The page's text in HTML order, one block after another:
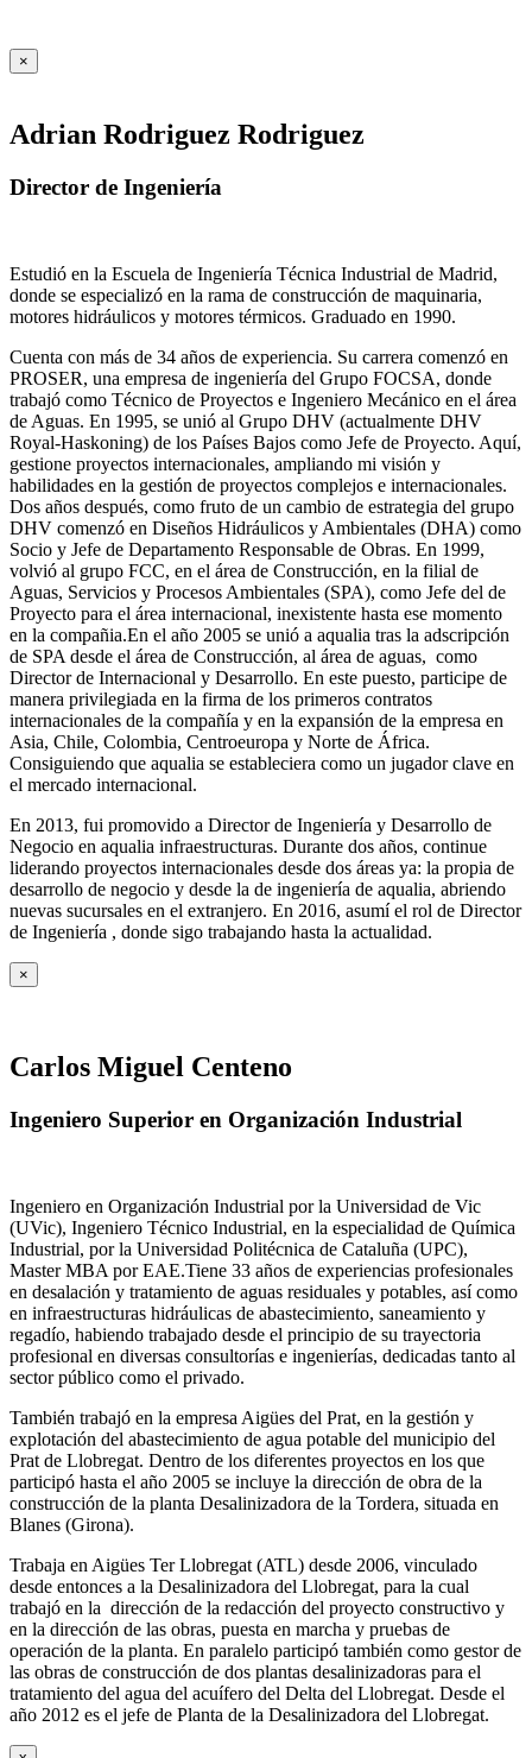
×
Adrian Rodriguez Rodriguez
Director de Ingeniería
Estudió en la Escuela de Ingeniería Técnica Industrial de Madrid,
donde se especializó en la rama de construcción de maquinaria,
motores hidráulicos y motores térmicos. Graduado en 1990.
Cuenta con más de 34 años de experiencia. Su carrera comenzó en
PROSER, una empresa de ingeniería del Grupo FOCSA, donde
trabajó como Técnico de Proyectos e Ingeniero Mecánico en el área
de Aguas. En 1995, se unió al Grupo DHV (actualmente DHV
Royal-Haskoning) de los Países Bajos como Jefe de Proyecto. Aquí,
gestione proyectos internacionales, ampliando mi visión y
habilidades en la gestión de proyectos complejos e internacionales.
Dos años después, como fruto de un cambio de estrategia del grupo
DHV comenzó en Diseños Hidráulicos y Ambientales (DHA) como
Socio y Jefe de Departamento Responsable de Obras. En 1999,
volvió al grupo FCC, en el área de Construcción, en la filial de
Aguas, Servicios y Procesos Ambientales (SPA), como Jefe del de
Proyecto para el área internacional, inexistente hasta ese momento
en la compañia.En el año 2005 se unió a aqualia tras la adscripción
de SPA desde el área de Construcción, al área de aguas, como
Director de Internacional y Desarrollo. En este puesto, participe de
manera privilegiada en la firma de los primeros contratos
internacionales de la compañía y en la expansión de la empresa en
Asia, Chile, Colombia, Centroeuropa y Norte de África.
Consiguiendo que aqualia se estableciera como un jugador clave en
el mercado internacional.
En 2013, fui promovido a Director de Ingeniería y Desarrollo de
Negocio en aqualia infraestructuras. Durante dos años, continue
liderando proyectos internacionales desde dos áreas ya: la propia de
desarrollo de negocio y desde la de ingeniería de aqualia, abriendo
nuevas sucursales en el extranjero. En 2016, asumí el rol de Director
de Ingeniería , donde sigo trabajando hasta la actualidad.
×
Carlos Miguel Centeno
Ingeniero Superior en Organización Industrial
Ingeniero en Organización Industrial por la Universidad de Vic
(UVic), Ingeniero Técnico Industrial, en la especialidad de Química
Industrial, por la Universidad Politécnica de Cataluña (UPC),
Master MBA por EAE.Tiene 33 años de experiencias profesionales
en desalación y tratamiento de aguas residuales y potables, así como
en infraestructuras hidráulicas de abastecimiento, saneamiento y
regadío, habiendo trabajado desde el principio de su trayectoria
profesional en diversas consultorías e ingenierías, dedicadas tanto al
sector público como el privado.
También trabajó en la empresa Aigües del Prat, en la gestión y
explotación del abastecimiento de agua potable del municipio del
Prat de Llobregat. Dentro de los diferentes proyectos en los que
participó hasta el año 2005 se incluye la dirección de obra de la
construcción de la planta Desalinizadora de la Tordera, situada en
Blanes (Girona).
Trabaja en Aigües Ter Llobregat (ATL) desde 2006, vinculado
desde entonces a la Desalinizadora del Llobregat, para la cual
trabajó en la dirección de la redacción del proyecto constructivo y
en la dirección de las obras, puesta en marcha y pruebas de
operación de la planta. En paralelo participó también como gestor de
las obras de construcción de dos plantas desalinizadoras para el
tratamiento del agua del acuífero del Delta del Llobregat. Desde el
año 2012 es el jefe de Planta de la Desalinizadora del Llobregat.